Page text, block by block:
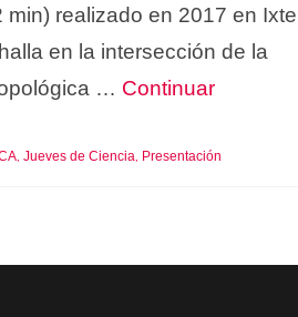
min) realizado en 2017 en
en la intersección de la
… Continuar
, Jueves de Ciencia Presentación